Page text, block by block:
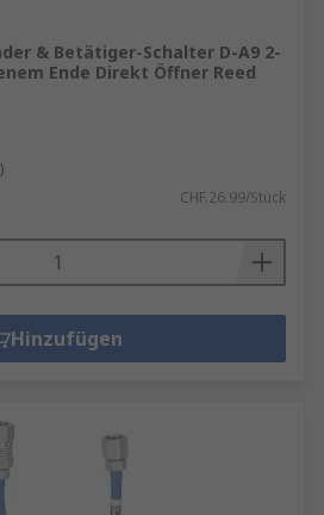
& Betätiger-Schalter D-A9 2-
Ende Direkt Öffner Reed
CHF.26.99/Stück
Hinzufügen